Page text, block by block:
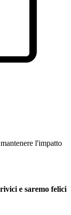
l'impatto
e saremo felici